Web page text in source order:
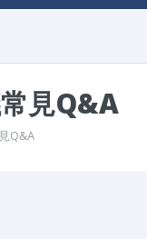
見Q&A
Q&A